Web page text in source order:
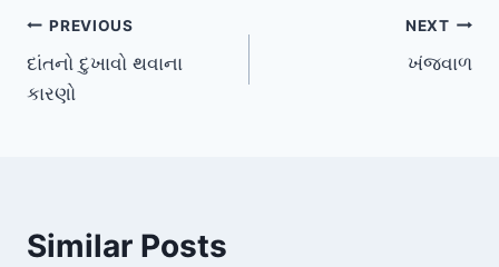
Post
navigation
PREVIOUS
દાંતનો દુખાવો થવાના
કારણો
NEXT
ખંજવાળ
Similar Posts